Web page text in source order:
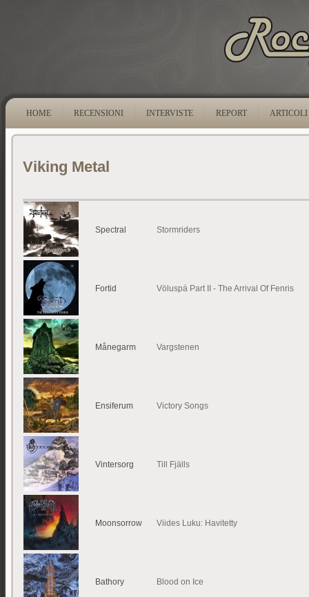
HOME RECENSIONI INTERVISTE REPORT ARTICOLI
Viking Metal
Spectral Stormriders
Fortid Völuspá Part II - The Arrival Of Fenris
Månegarm Vargstenen
Ensiferum Victory Songs
Vintersorg Till Fjälls
Moonsorrow Viides Luku: Havitetty
Bathory Blood on Ice